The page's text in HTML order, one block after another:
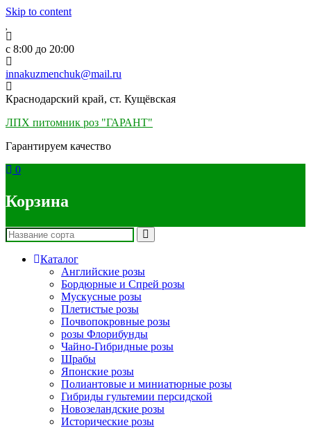
Skip to content
c 8:00 до 20:00
innakuzmenchuk@mail.ru
Краснодарский край, ст. Кущёвская
ЛПХ питомник роз "ГАРАНТ"
Гарантируем качество
0
Корзина
Каталог
Английские розы
Бордюрные и Спрей розы
Мускусные розы
Плетистые розы
Почвопокровные розы
розы Флорибунды
Чайно-Гибридные розы
Шрабы
Японские розы
Полиантовые и миниатюрные розы
Гибриды гультемии персидской
Новозеландские розы
Исторические розы